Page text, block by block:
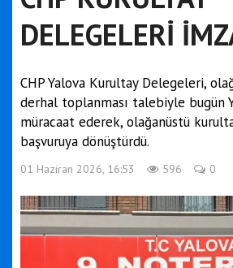
DELEGELERİ
CHP Yalova Kurultay Delegeleri,
derhal toplanması talebiyle bugün
müracaat ederek, olağanüstü
başvuruya dönüştürdü.
01 Haziran 2026, 16:53 596 0